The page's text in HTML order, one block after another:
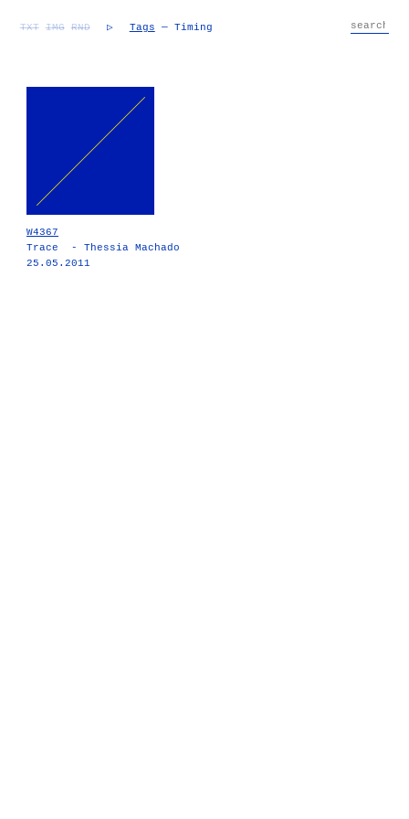
TXT IMG RND ▷ Tags — Timing
W4367
Trace - Thessia Machado
25.05.2011